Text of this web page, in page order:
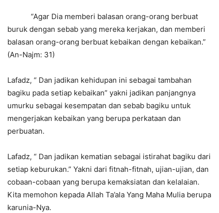
“Agar Dia memberi balasan orang-orang berbuat
buruk dengan sebab yang mereka kerjakan, dan memberi
balasan orang-orang berbuat kebaikan dengan kebaikan.”
(An-Najm: 31)
Lafadz, “ Dan jadikan kehidupan ini sebagai tambahan
bagiku pada setiap kebaikan” yakni jadikan panjangnya
umurku sebagai kesempatan dan sebab bagiku untuk
mengerjakan kebaikan yang berupa perkataan dan
perbuatan.
Lafadz, “ Dan jadikan kematian sebagai istirahat bagiku dari
setiap keburukan.” Yakni dari fitnah-fitnah, ujian-ujian, dan
cobaan-cobaan yang berupa kemaksiatan dan kelalaian.
Kita memohon kepada Allah Ta’ala Yang Maha Mulia berupa
karunia-Nya.